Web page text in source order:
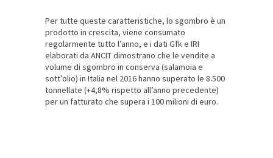
Per tutte queste caratteristiche, lo sgombro è un
prodotto in crescita, viene consumato
regolarmente tutto l’anno, e i dati Gfk e IRI
elaborati da ANCIT dimostrano che le vendite a
volume di sgombro in conserva (salamoia e
sott’olio) in Italia nel 2016 hanno superato le 8.500
tonnellate (+4,8% rispetto all’anno precedente)
per un fatturato che supera i 100 milioni di euro.